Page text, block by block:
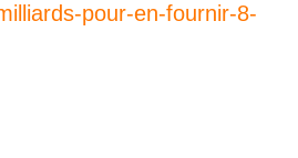
pour-en-fournir-8-